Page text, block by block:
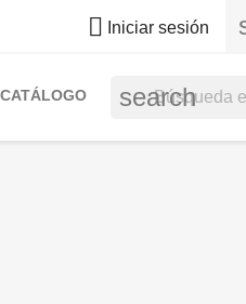
 Iniciar sesión
CATÁLOGO search